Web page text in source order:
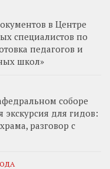
в Центре
специалистов по
педагогов и
школ»
соборе
экскурсия для гидов:
разговор с